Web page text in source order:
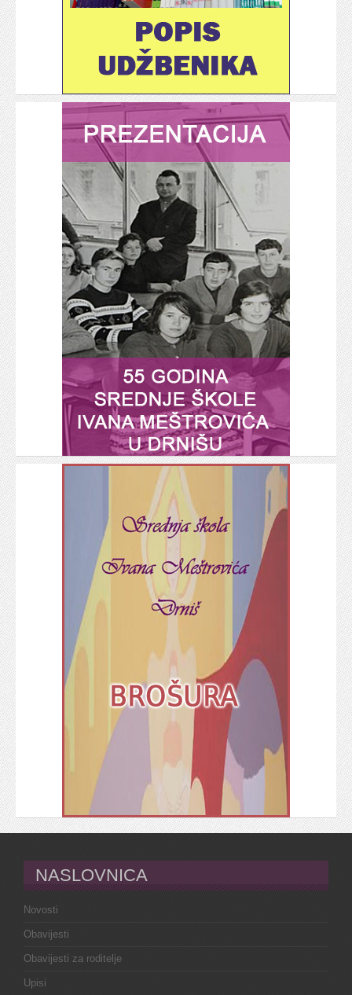
NASLOVNICA
Novosti
Obavijesti
Obavijesti za roditelje
Upisi